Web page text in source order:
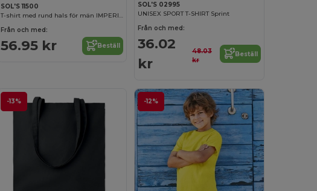
SOL'S 11500
T-shirt med rund hals för män IMPERIAL
Från och med:
56.95 kr Beställ
SOL'S 02995
UNISEX SPORT T-SHIRT Sprint
Från och med:
36.02
kr
48.03
kr
Beställ
-13% -12%